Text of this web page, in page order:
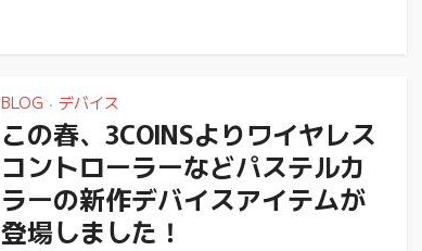
BLOG • デバイス
この春、3COINSよりワイヤレス
コントローラーなどパステルカ
ラーの新作デバイスアイテムが
登場しました！